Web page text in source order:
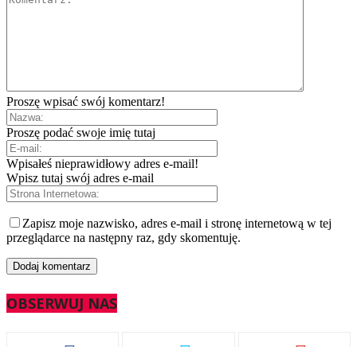
Proszę wpisać swój komentarz!
Proszę podać swoje imię tutaj
Wpisałeś nieprawidłowy adres e-mail!
Wpisz tutaj swój adres e-mail
Zapisz moje nazwisko, adres e-mail i stronę internetową w tej
przeglądarce na następny raz, gdy skomentuję.
OBSERWUJ NAS